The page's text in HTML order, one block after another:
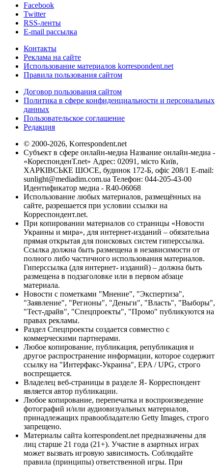
Facebook
Twitter
RSS-ленты
E-mail рассылка
Контакты
Реклама на сайте
Использование материалов korrespondent.net
Правила пользования сайтом
Договор пользования сайтом
Политика в сфере конфиденциальности и персональных
данных
Пользовательское соглашение
Редакция
© 2000-2026, Korrespondent.net
Субъект в сфере онлайн-медиа Название онлайн-медиа -
«КореспонденТ.net» Адрес: 02091, місто Київ,
ХАРКІВСЬКЕ ШОСЕ, будинок 172-Б, офіс 208/1 E-mail:
sunlight@mediadim.com.ua Телефон: 044-205-43-00
Идентификатор медиа - R40-06068
Использование любых материалов, размещённых на
сайте, разрешается при условии ссылки на
Корреспондент.net.
При копировании материалов со страницы «Новости
Украины и мира», для интернет-изданий – обязательна
прямая открытая для поисковых систем гиперссылка.
Ссылка должна быть размещена в независимости от
полного либо частичного использования материалов.
Гиперссылка (для интернет- изданий) – должна быть
размещена в подзаголовке или в первом абзаце
материала.
Новости с пометками "Мнение", "Экспертиза",
"Заявление", "Регионы", "Деньги", "Власть", "Выборы",
"Тест-драйв", "Спецпроекты", "Промо" публикуются на
правах рекламы.
Раздел Спецпроекты создается совместно с
коммерческими партнерами.
Любое копирование, публикация, републикация и
другое распространение информации, которое содержит
ссылку на "Интерфакс-Украина", EPA / UPG, строго
воспрещается.
Владелец веб-страницы в разделе Я- Корреспондент
является автор публикации.
Любое копирование, перепечатка и воспроизведение
фотографий и/или аудиовизуальных материалов,
принадлежащих правообладателю Getty Images, строго
запрещено.
Материалы сайта korrespondent.net предназначены для
лиц старше 21 года (21+). Участие в азартных играх
может вызвать игровую зависимость. Соблюдайте
правила (принципы) ответственной игры. При